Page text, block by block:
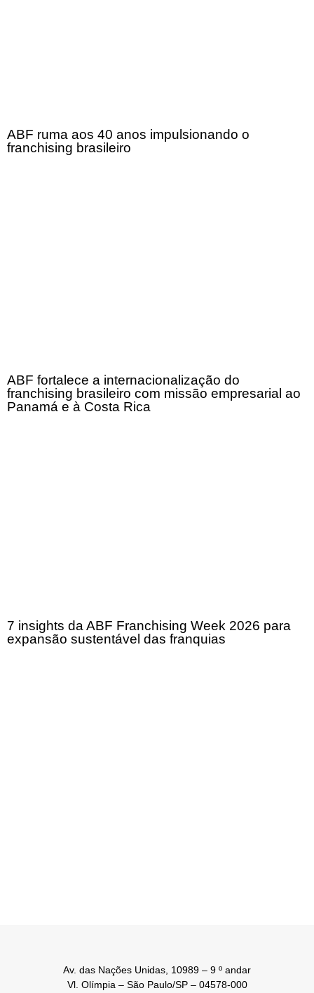
ABF ruma aos 40 anos impulsionando o
franchising brasileiro
ABF fortalece a internacionalização do
franchising brasileiro com missão empresarial ao
Panamá e à Costa Rica
7 insights da ABF Franchising Week 2026 para
expansão sustentável das franquias
Av. das Nações Unidas, 10989 – 9 º andar
Vl. Olímpia – São Paulo/SP – 04578-000